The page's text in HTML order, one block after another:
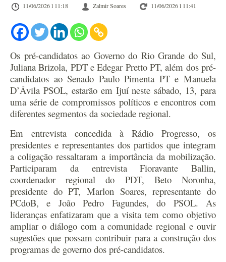
11/06/2026 l 11:18 Zalmir Soares 11/06/2026 l 11:41
Os pré-candidatos ao Governo do Rio Grande do Sul,
Juliana Brizola, PDT e Edegar Pretto PT, além dos pré-
candidatos ao Senado Paulo Pimenta PT e Manuela
D’Ávila PSOL, estarão em Ijuí neste sábado, 13, para
uma série de compromissos políticos e encontros com
diferentes segmentos da sociedade regional.
Em entrevista concedida à Rádio Progresso, os
presidentes e representantes dos partidos que integram
a coligação ressaltaram a importância da mobilização.
Participaram da entrevista Fioravante Ballin,
coordenador regional do PDT, Beto Noronha,
presidente do PT, Marlon Soares, representante do
PCdoB, e João Pedro Fagundes, do PSOL. As
lideranças enfatizaram que a visita tem como objetivo
ampliar o diálogo com a comunidade regional e ouvir
sugestões que possam contribuir para a construção dos
programas de governo dos pré-candidatos.